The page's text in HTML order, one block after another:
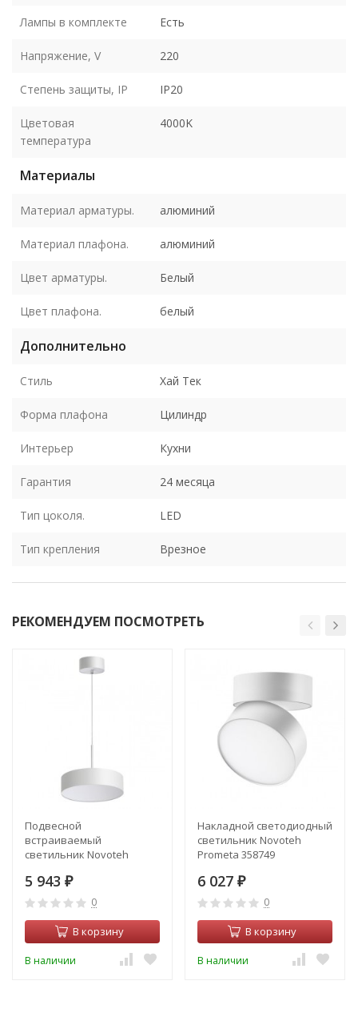
Лампы в комплекте Есть
Напряжение, V 220
Степень защиты, IP IP20
Цветовая
температура
4000K
Материалы
Материал арматуры. алюминий
Материал плафона. алюминий
Цвет арматуры. Белый
Цвет плафона. белый
Дополнительно
Стиль Хай Тек
Форма плафона Цилиндр
Интерьер Кухни
Гарантия 24 месяца
Тип цоколя. LED
Тип крепления Врезное
РЕКОМЕНДУЕМ ПОСМОТРЕТЬ
Подвесной
встраиваемый
светильник Novoteh
5 943 ₽
0
В корзину
В наличии
Накладной светодиодный
светильник Novoteh
Prometa 358749
6 027 ₽
0
В корзину
В наличии